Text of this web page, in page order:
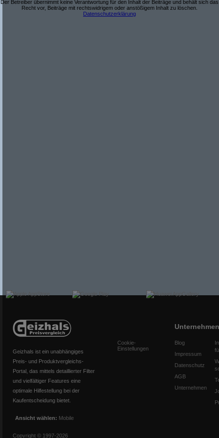
Der Betreiber übernimmt keine Verantwortung für den Inhalt der Beiträge und behält sich das
Recht vor, Beiträge mit rechtswidrigem oder anstößigem Inhalt zu löschen.
Datenschutzerklärung
Geizhals ist ein unabhängiges
Preis- und Produktvergleichs-
Portal, das mittels detaillierter Filter
und vielfältiger Features eine
optimale Hilfestellung bei der
Kaufentscheidung bietet.
Ansicht wählen: Mobile
Copyright © 1997-2026
Cookie-
Einstellungen
Unternehmen
Blog
Impressum
Datenschutz
AGB
Unternehmen